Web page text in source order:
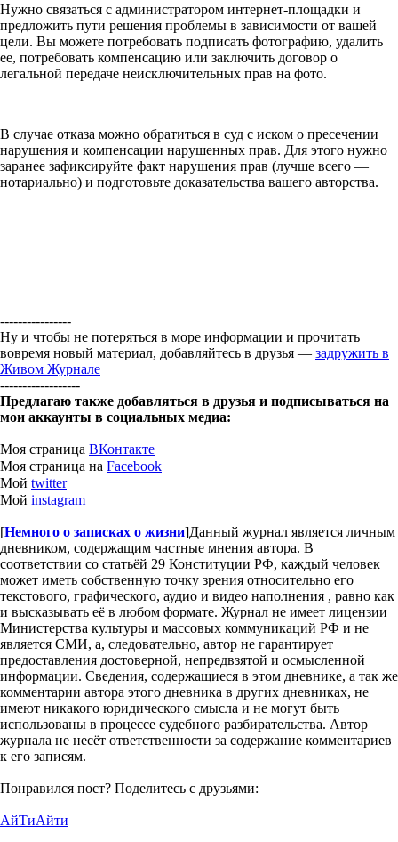
Нужно связаться с администратором интернет-площадки и
предложить пути решения проблемы в зависимости от вашей
цели. Вы можете потребовать подписать фотографию, удалить
ее, потребовать компенсацию или заключить договор о
легальной передаче неисключительных прав на фото.
В случае отказа можно обратиться в суд с иском о пресечении
нарушения и компенсации нарушенных прав. Для этого нужно
заранее зафиксируйте факт нарушения прав (лучше всего —
нотариально) и подготовьте доказательства вашего авторства.
----------------
Ну и чтобы не потеряться в море информации и прочитать
вовремя новый материал, добавляйтесь в друзья — задружить в
Живом Журнале
------------------
Предлагаю также добавляться в друзья и подписываться на
мои аккаунты в социальных медиа:
Моя страница ВКонтакте
Моя страница на Facebook
Мой twitter
Мой instagram
[Немного о записках о жизни]Данный журнал является личным
дневником, содержащим частные мнения автора. В
соответствии со статьёй 29 Конституции РФ, каждый человек
может иметь собственную точку зрения относительно его
текстового, графического, аудио и видео наполнения , равно как
и высказывать её в любом формате. Журнал не имеет лицензии
Министерства культуры и массовых коммуникаций РФ и не
является СМИ, а, следовательно, автор не гарантирует
предоставления достоверной, непредвзятой и осмысленной
информации. Сведения, содержащиеся в этом дневнике, а так же
комментарии автора этого дневника в других дневниках, не
имеют никакого юридического смысла и не могут быть
использованы в процессе судебного разбирательства. Автор
журнала не несёт ответственности за содержание комментариев
к его записям.
Понравился пост? Поделитесь с друзьями:
АйТиАйти